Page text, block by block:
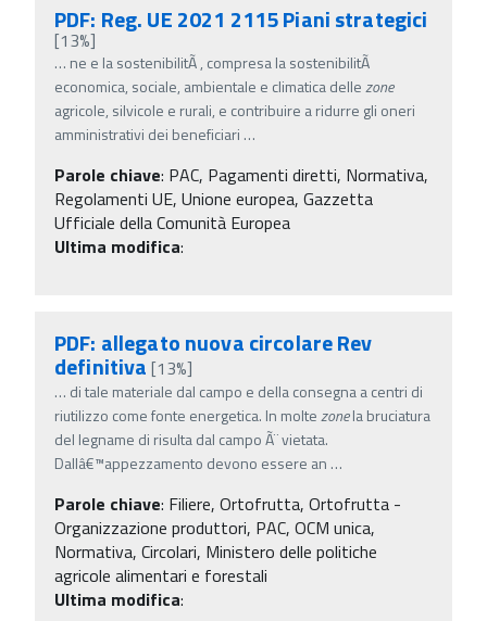
PDF: Reg. UE 2021 2115 Piani strategici
[13%]
… ne e la sostenibilitÃ , compresa la sostenibilitÃ
economica, sociale, ambientale e climatica dellezone
agricole, silvicole e rurali, e contribuire a ridurre gli oneri
amministrativi dei beneficiari …
Parole chiave: PAC, Pagamenti diretti, Normativa,
Regolamenti UE, Unione europea, Gazzetta
Ufficiale della Comunità Europea
Ultima modifica:
PDF: allegato nuova circolare Rev
definitiva [13%]
… di tale materiale dal campo e della consegna a centri di
riutilizzo come fonte energetica. In moltezonela bruciatura
del legname di risulta dal campo Ã¨ vietata.
Dallâ€™appezzamento devono essere an …
Parole chiave: Filiere, Ortofrutta, Ortofrutta -
Organizzazione produttori, PAC, OCM unica,
Normativa, Circolari, Ministero delle politiche
agricole alimentari e forestali
Ultima modifica: